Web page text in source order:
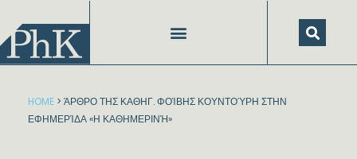
content
HOME > ΆΡΘΡΟ ΤΗΣ ΚΑΘΗΓ. ΦΟΊΒΗΣ ΚΟΥΝΤΟΎΡΗ ΣΤΗΝ
ΕΦΗΜΕΡΊΔΑ «Η ΚΑΘΗΜΕΡΙΝΉ»